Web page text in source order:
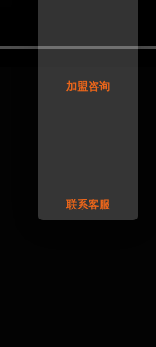
加盟咨询
联系客服